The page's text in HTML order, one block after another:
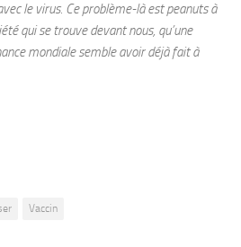
le virus. Ce problème-là est peanuts à
qui se trouve devant nous, qu’une
mondiale semble avoir déjà fait à
Vaccin